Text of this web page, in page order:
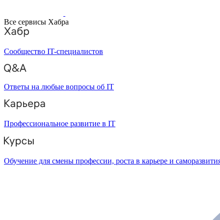
Все сервисы Хабра
Сообщество IT-специалистов
Ответы на любые вопросы об IT
Профессиональное развитие в IT
Обучение для смены профессии, роста в карьере и